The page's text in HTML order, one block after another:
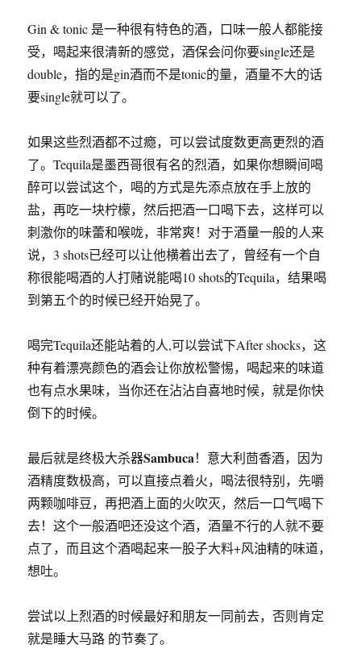
Gin & tonic 是一种很有特色的酒，口味一般人都能接
受，喝起来很清新的感觉，酒保会问你要single还是
double，指的是gin酒而不是tonic的量，酒量不大的话
要single就可以了。
如果这些烈酒都不过瘾，可以尝试度数更高更烈的酒
了。Tequila是墨西哥很有名的烈酒，如果你想瞬间喝
醉可以尝试这个，喝的方式是先添点放在手上放的
盐，再吃一块柠檬，然后把酒一口喝下去，这样可以
刺激你的味蕾和喉咙，非常爽！对于酒量一般的人来
说，3 shots已经可以让他横着出去了，曾经有一个自
称很能喝酒的人打赌说能喝10 shots的Tequila，结果喝
到第五个的时候已经开始晃了。
喝完Tequila还能站着的人,可以尝试下After shocks，这
种有着漂亮颜色的酒会让你放松警惕，喝起来的味道
也有点水果味，当你还在沾沾自喜地时候，就是你快
倒下的时候。
最后就是终极大杀器Sambuca！意大利茴香酒，因为
酒精度数极高，可以直接点着火，喝法很特别，先嚼
两颗咖啡豆，再把酒上面的火吹灭，然后一口气喝下
去！这个一般酒吧还没这个酒，酒量不行的人就不要
点了，而且这个酒喝起来一股子大料+风油精的味道，
想吐。
尝试以上烈酒的时候最好和朋友一同前去，否则肯定
就是睡大马路 的节奏了。